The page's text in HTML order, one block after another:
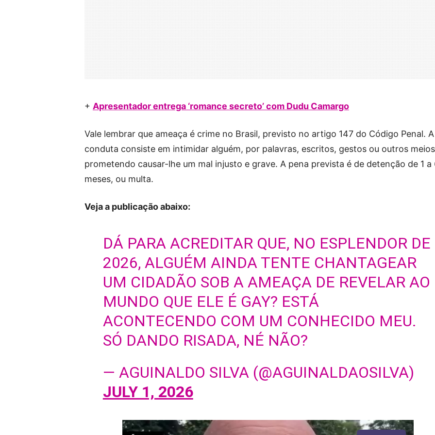
+ Apresentador entrega ‘romance secreto’ com Dudu Camargo
Vale lembrar que ameaça é crime no Brasil, previsto no artigo 147 do Código Penal. A
conduta consiste em intimidar alguém, por palavras, escritos, gestos ou outros
prometendo causar-lhe um mal injusto e grave. A pena prevista é de detenção de 1 a
meses, ou multa.
Veja a publicação abaixo:
DÁ PARA ACREDITAR QUE, NO ESPLENDOR DE
2026, ALGUÉM AINDA TENTE CHANTAGEAR
UM CIDADÃO SOB A AMEAÇA DE REVELAR AO
MUNDO QUE ELE É GAY? ESTÁ
ACONTECENDO COM UM CONHECIDO MEU.
SÓ DANDO RISADA, NÉ NÃO?
— AGUINALDO SILVA (@AGUINALDAOSILVA)
JULY 1, 2026